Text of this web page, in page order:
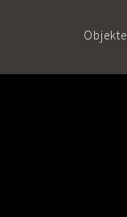
Objekte